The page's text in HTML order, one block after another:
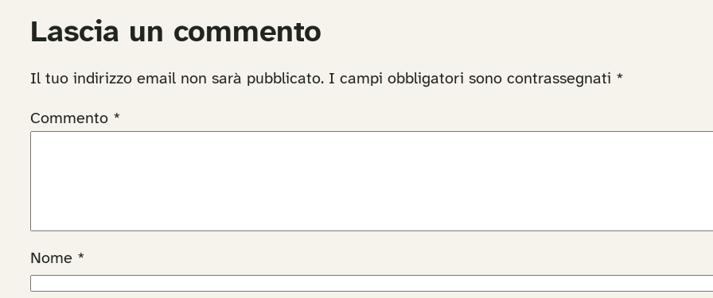
Lascia un commento
Il tuo indirizzo email non sarà pubblicato. I campi obbligatori sono contrassegnati *
Commento *
Nome *